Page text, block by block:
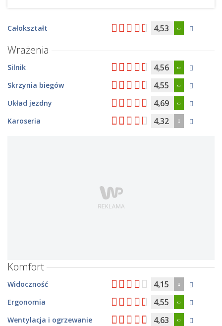
Całokształt 4,53
Wrażenia
Silnik 4,56
Skrzynia biegów 4,55
Układ jezdny 4,69
Karoseria 4,32
Komfort
Widoczność 4,15
Ergonomia 4,55
Wentylacja i ogrzewanie 4,63